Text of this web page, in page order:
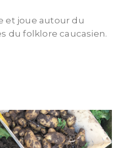
et joue autour du
du folklore caucasien.